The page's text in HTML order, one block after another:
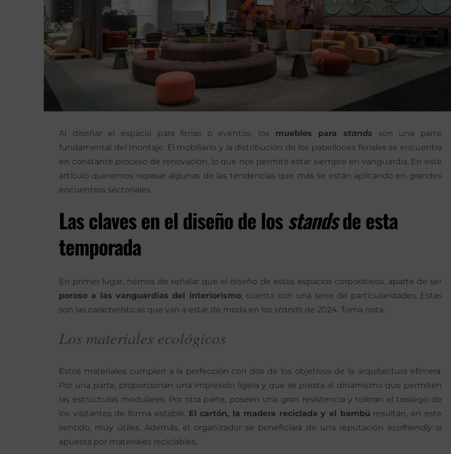
Al diseñar el espacio para ferias o eventos, los muebles parastands son una parte
fundamental del montaje. El mobiliario y la distribución de los pabellones feriales se encuentra
en constante proceso de renovación, lo que nos permite estar siempre en vanguardia. En este
artículo queremos repasar algunas de las tendencias que más se están aplicando en grandes
encuentros sectoriales.
Las claves en el diseño de losstandsde esta
temporada
En primer lugar, hemos de señalar que el diseño de estos espacios corporativos, aparte de ser
poroso a las vanguardias del interiorismo, cuenta con una serie de particularidades. Estas
son las características que van a estar de moda en los stands de 2024. Toma nota.
Los materiales ecológicos
Estos materiales cumplen a la perfección con dos de los objetivos de la arquitectura efímera.
Por una parte, proporcionan una impresión ligera y que se presta al dinamismo que permiten
las estructuras modulares. Por otra parte, poseen una gran resistencia y toleran el trasiego de
los visitantes de forma estable. El cartón, la madera reciclada y el bambú resultan, en este
sentido, muy útiles. Además, el organizador se beneficiará de una reputación ecofriendlysi
apuesta por materiales reciclables.